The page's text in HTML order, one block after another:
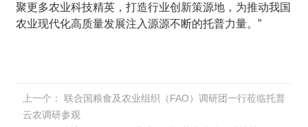
聚更多农业科技精英，打造行业创新策源地，为推动我国
农业现代化高质量发展注入源源不断的托普力量。”
上一个：
联合国粮食及农业组织（FAO）调研团一行莅临托普
云农调研参观